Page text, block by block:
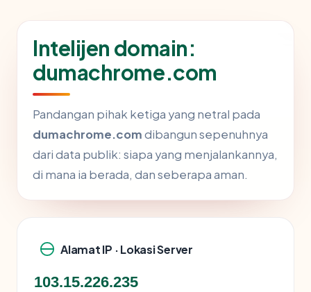
Intelijen domain:
dumachrome.com
Pandangan pihak ketiga yang netral pada
dumachrome.comdibangun sepenuhnya
dari data publik: siapa yang menjalankannya,
di mana ia berada, dan seberapa aman.
Alamat IP · Lokasi Server
103.15.226.235